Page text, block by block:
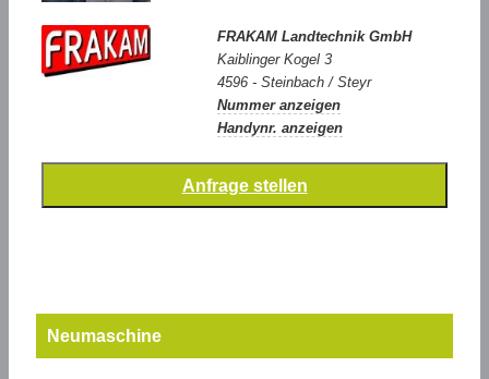
FRAKAM Landtechnik GmbH
Kaiblinger Kogel 3
4596 - Steinbach / Steyr
Nummer anzeigen
Handynr. anzeigen
Neumaschine